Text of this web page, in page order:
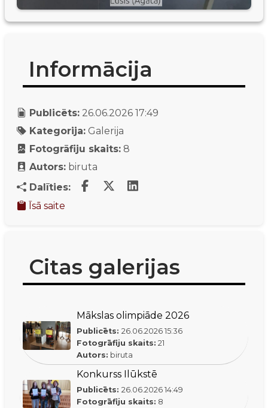
Informācija
Publicēts: 26.06.2026 17:49
Kategorija: Galerija
Fotogrāfiju skaits: 8
Autors: biruta
Dalīties:
Īsā saite
Citas galerijas
Mākslas olimpiāde 2026
Publicēts: 26.06.2026 15:36
Fotogrāfiju skaits: 21
Autors: biruta
Konkurss Ilūkstē
Publicēts: 26.06.2026 14:49
Fotogrāfiju skaits: 8